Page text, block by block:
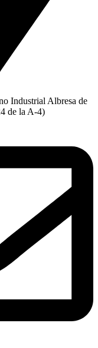
Industrial Albresa de
de la A-4)